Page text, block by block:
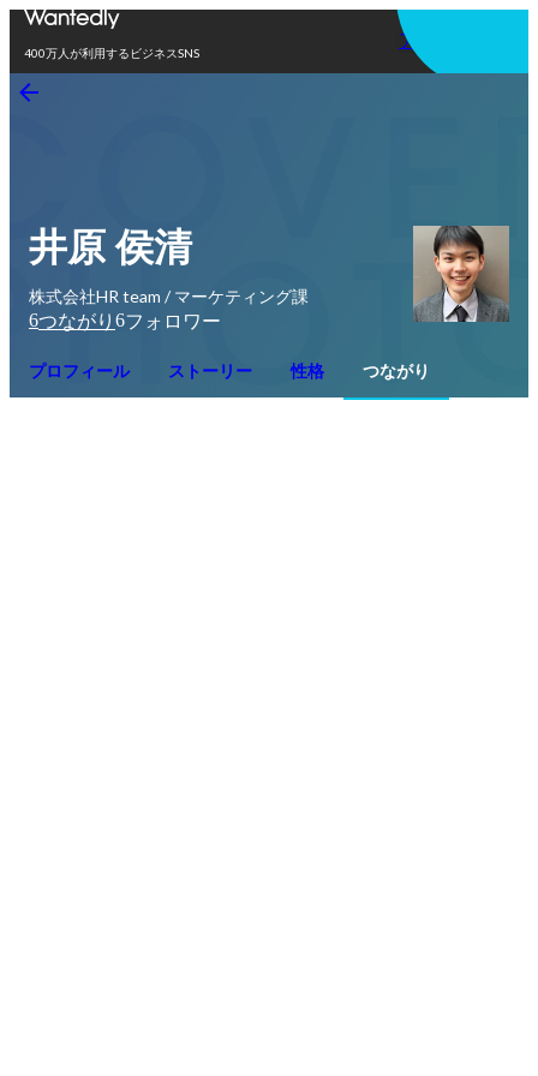
400万人が利用するビジネスSNS
アプリを使う
井原 侯清
株式会社HR team / マーケティング課
6つながり 6フォロワー
プロフィール ストーリー 性格 つながり